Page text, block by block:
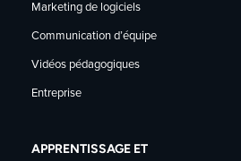
Marketing de logiciels
Communication d’équipe
Vidéos pédagogiques
Entreprise
APPRENTISSAGE ET